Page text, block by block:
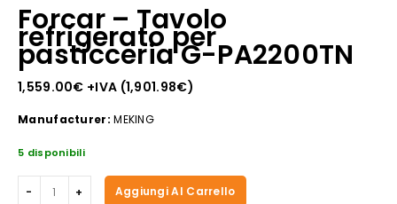
Forcar – Tavolo
refrigerato per
pasticceria G-PA2200TN
1,559.00€ +IVA (1,901.98€)
Manufacturer: MEKING
5 disponibili
Forcar
Aggiungi Al Carrello